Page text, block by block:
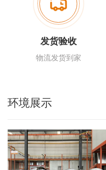
发货验收
物流发货到家
环境展示